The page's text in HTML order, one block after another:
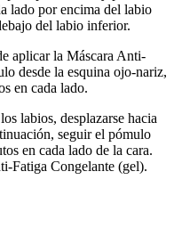
lado por encima del labio
del labio inferior.
aplicar la Máscara Anti-
desde la esquina ojo-nariz,
en cada lado.
labios, desplazarse hacia
seguir el pómulo
en cada lado de la cara.
Fatiga Congelante (gel).